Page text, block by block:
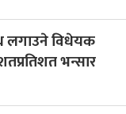
लगाउने विधेयक
भन्सार